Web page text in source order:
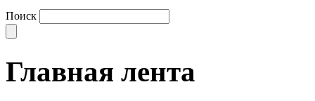
Поиск
Главная лента